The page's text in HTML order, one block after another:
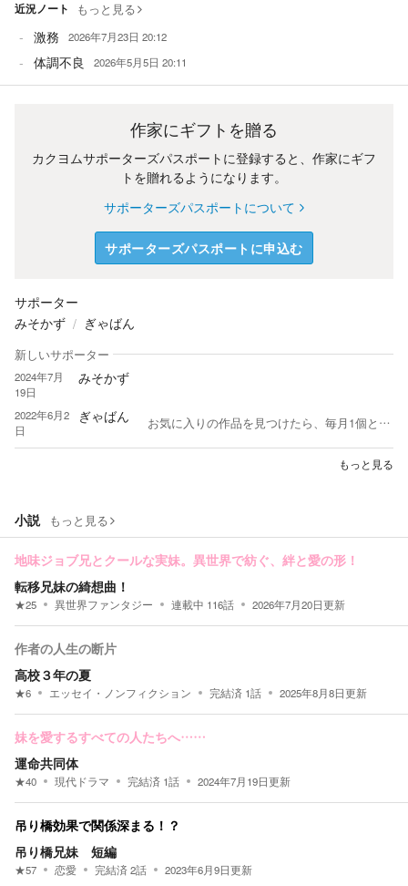
近況ノート もっと見る
激務 2026年7月23日 20:12
体調不良 2026年5月5日 20:11
作家にギフトを贈る
カクヨムサポーターズパスポートに登録すると、作家にギフ
トを贈れるようになります。
サポーターズパスポートについて
サポーターズパスポートに申込む
サポーター
みそかず
ぎゃばん
新しいサポーター
2024年7月
19日
みそかず
2022年6月2
日
ぎゃばん お気に入りの作品を見つけたら、毎月1個とか関係なくギフト贈っていきます。 無理しているとかは無いので、気軽に受け取ってくれると嬉しいです。
もっと見る
小説 もっと見る
地味ジョブ兄とクールな実妹。異世界で紡ぐ、絆と愛の形！
転移兄妹の綺想曲！
★25 異世界ファンタジー 連載中 116話 2026年7月20日更新
作者の人生の断片
高校３年の夏
★6 エッセイ・ノンフィクション 完結済 1話 2025年8月8日更新
妹を愛するすべての人たちへ……
運命共同体
★40 現代ドラマ 完結済 1話 2024年7月19日更新
吊り橋効果で関係深まる！？
吊り橋兄妹 短編
★57 恋愛 完結済2話 2023年6月9日更新